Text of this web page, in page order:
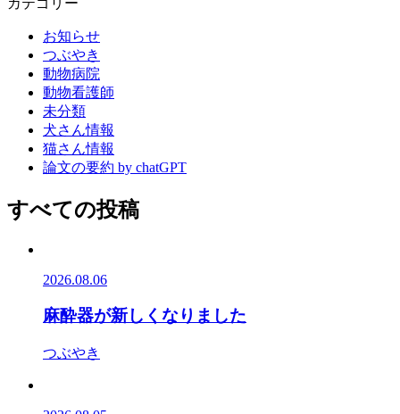
お知らせ
つぶやき
動物病院
動物看護師
未分類
犬さん情報
猫さん情報
論文の要約 by chatGPT
すべての投稿
2026.08.06
麻酔器が新しくなりました
つぶやき